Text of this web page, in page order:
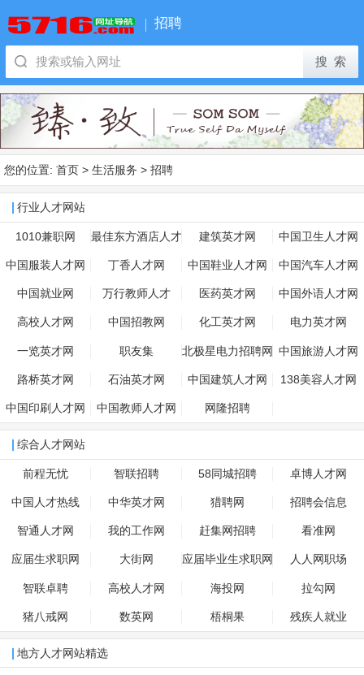
招聘
您的位置: 首页 > 生活服务 > 招聘
行业人才网站
1010兼职网 最佳东方酒店人才 建筑英才网 中国卫生人才网
中国服装人才网 丁香人才网 中国鞋业人才网 中国汽车人才网
中国就业网 万行教师人才 医药英才网 中国外语人才网
高校人才网 中国招教网 化工英才网 电力英才网
一览英才网 职友集 北极星电力招聘网 中国旅游人才网
路桥英才网 石油英才网 中国建筑人才网 138美容人才网
中国印刷人才网 中国教师人才网 网隆招聘
综合人才网站
前程无忧 智联招聘 58同城招聘 卓博人才网
中国人才热线 中华英才网 猎聘网 招聘会信息
智通人才网 我的工作网 赶集网招聘 看准网
应届生求职网 大街网 应届毕业生求职网 人人网职场
智联卓聘 高校人才网 海投网 拉勾网
猪八戒网 数英网 梧桐果 残疾人就业
地方人才网站精选